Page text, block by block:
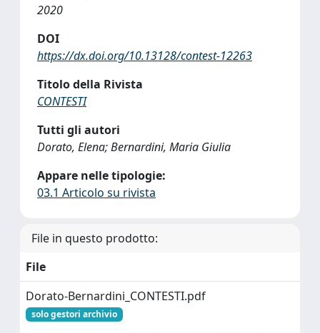
2020
DOI
https://dx.doi.org/10.13128/contest-12263
Titolo della Rivista
CONTESTI
Tutti gli autori
Dorato, Elena; Bernardini, Maria Giulia
Appare nelle tipologie:
03.1 Articolo su rivista
File in questo prodotto:
File
Dorato-Bernardini_CONTESTI.pdf
solo gestori archivio